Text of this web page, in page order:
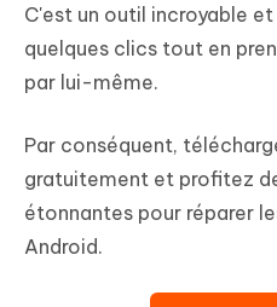
C'est un outil incroyable
quelques clics tout en
par lui-même.
Par conséquent,
gratuitement et profitez
étonnantes pour réparer
Android.